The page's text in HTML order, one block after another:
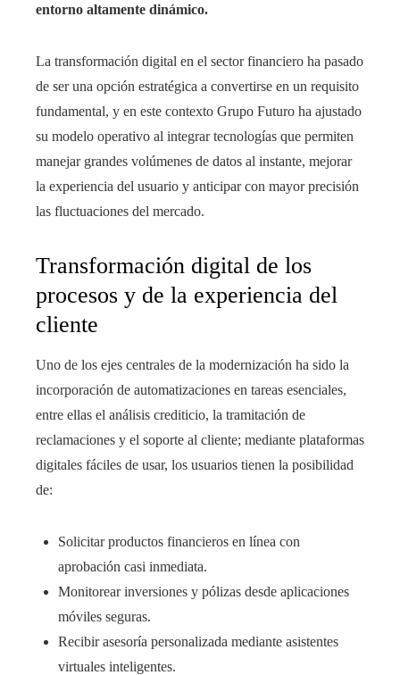
entorno altamente dinámico.
La transformación digital en el sector financiero ha pasado
de ser una opción estratégica a convertirse en un requisito
fundamental, y en este contexto Grupo Futuro ha ajustado
su modelo operativo al integrar tecnologías que permiten
manejar grandes volúmenes de datos al instante, mejorar
la experiencia del usuario y anticipar con mayor precisión
las fluctuaciones del mercado.
Transformación digital de los
procesos y de la experiencia del
cliente
Uno de los ejes centrales de la modernización ha sido la
incorporación de automatizaciones en tareas esenciales,
entre ellas el análisis crediticio, la tramitación de
reclamaciones y el soporte al cliente; mediante plataformas
digitales fáciles de usar, los usuarios tienen la posibilidad
de:
Solicitar productos financieros en línea con
aprobación casi inmediata.
Monitorear inversiones y pólizas desde aplicaciones
móviles seguras.
Recibir asesoría personalizada mediante asistentes
virtuales inteligentes.